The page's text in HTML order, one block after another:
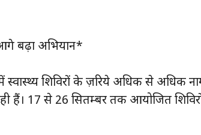
बढ़ा अभियान*
स्वास्थ्य शिविरों के ज़रिये अधिक से अधिक
हैं। 17 से 26 सितम्बर तक आयोजित